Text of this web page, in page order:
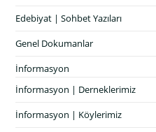
Edebiyat | Sohbet Yazıları
Genel Dokumanlar
İnformasyon
İnformasyon | Derneklerimiz
İnformasyon | Köylerimiz